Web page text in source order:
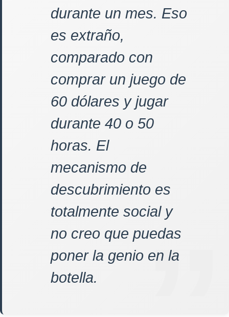
durante un mes. Eso
es extraño,
comparado con
comprar un juego de
60 dólares y jugar
durante 40 o 50
horas. El
mecanismo de
descubrimiento es
totalmente social y
no creo que puedas
poner la genio en la
botella.